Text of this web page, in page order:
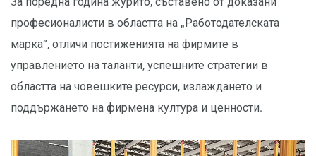
професионалисти в областта на „Работодателската
марка“, отличи постиженията на фирмите в
управлението на таланти, успешните стратегии в
областта на човешките ресурси, излаждането и
поддържането на фирмена култура и ценности.